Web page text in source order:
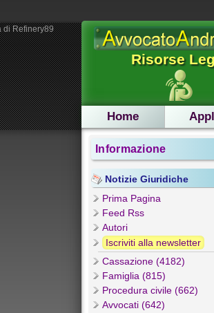
Risorse
Home
Informazione
Notizie Giuridiche
Prima Pagina
Feed Rss
Autori
Iscriviti alla newsletter
Cassazione (4182)
Famiglia (815)
Procedura civile (662)
Avvocati (642)
Refinery89